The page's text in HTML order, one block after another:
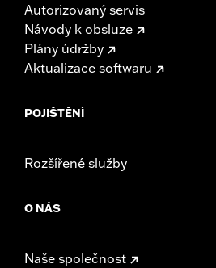
Autorizovaný servis
Návody k obsluze
Plány údržby
Aktualizace softwaru
POJIŠTĚNÍ
Rozšířené služby
O NÁS
Naše společnost